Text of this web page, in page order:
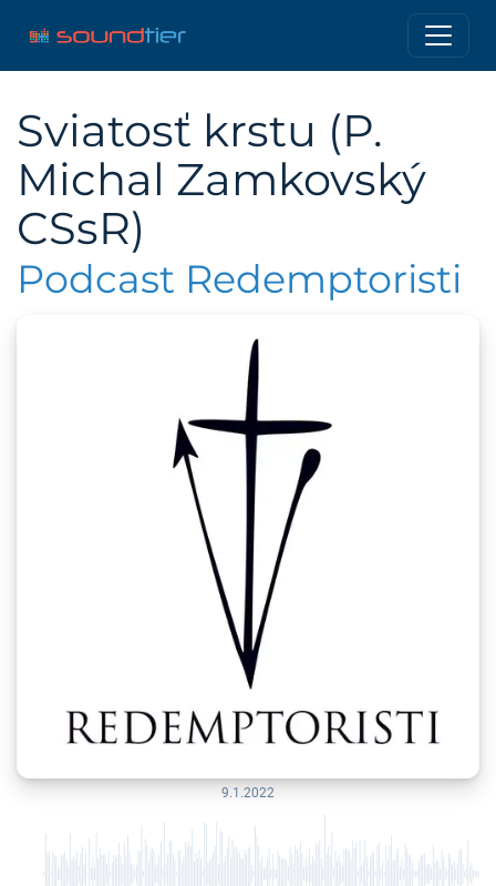
Sviatosť krstu (P.
Michal Zamkovský
CSsR)
Podcast Redemptoristi
9.1.2022